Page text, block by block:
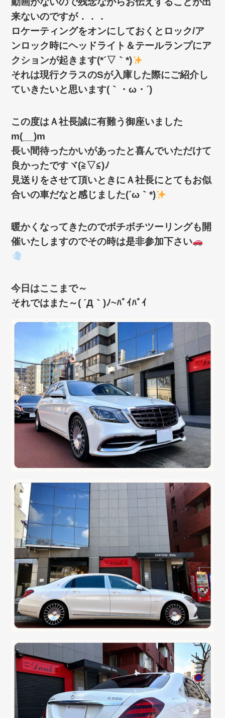
来ないのですが．．．
ロケーティングをオンにしておくとロック/ア
ンロック時にヘッドライト＆テールランプにア
クションが起きます(*´▽｀*)
それは現行クラスのSが入庫した際にご紹介し
ていきたいと思います(｀・ω・´)ゞ
この度はＡ社長誠に有難う御座いました
m(__)m
長い間待ったかいがあったと喜んでいただけて
良かったですヾ(≧▽≦)ﾉ
見送りをさせて頂いときにＡ社長にとてもお似
合いの車だなと感じました(´ω｀*)
暖かくなってきたのでボチボチツーリングも開
催いたしますのでその時は是非参加下さい
今日はここまで～
それではまた～( ´Д｀)ﾉ~ﾊﾞｲﾊﾞｲ